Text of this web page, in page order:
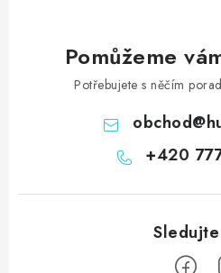
Pomůžeme
Potřebujete s něčím
obchod@
+420